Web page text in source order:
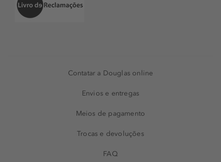
Contatar a Douglas online
Envios e entregas
Meios de pagamento
Trocas e devoluções
FAQ